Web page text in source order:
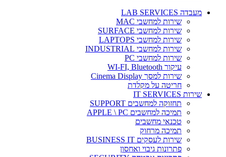
מעבדה LAB SERVICES
שירות למחשבי MAC
שירות למחשבי SURFACE
שירות למחשבי LAPTOPS
שירות למחשבי INDUSTRIAL
שירות למחשבי PC
עיקור WI-FI, Bluetooth
שירות למסך Cinema Display
חריטה על מקלדת
שירות IT SERVICES
תחזוקה למחשבים SUPPORT
תמיכה למחשבים APPLE \ PC
טכנאי מחשבים
תמיכה מרחוק
שירות לעסקים BUSINESS IT
פתרונות גיבוי ואחסון